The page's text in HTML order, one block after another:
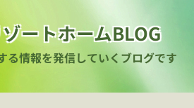
ートホームBLOG
る情報を発信していくブログです